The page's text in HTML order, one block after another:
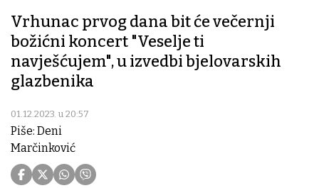
Vrhunac prvog dana bit će večernji
božićni koncert "Veselje ti
navješćujem", u izvedbi bjelovarskih
glazbenika
01.12.2023. u 20:57
Piše: Deni
Marčinković